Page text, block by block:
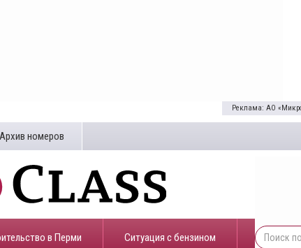
Реклама: АО
Архив номеров
в Перми ​Ситуация с бензином